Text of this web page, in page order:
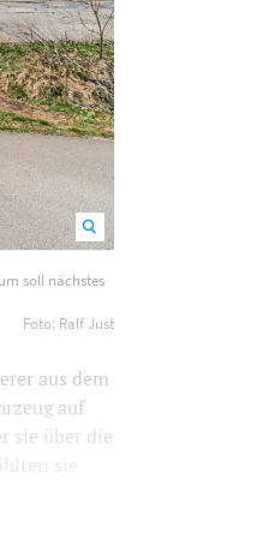
soll nächstes
Foto: Ralf Just
aus dem
auf
sie über die
sie